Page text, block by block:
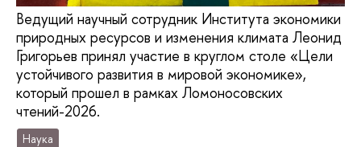
Ведущий научный сотрудник Института экономики
природных ресурсов и изменения климата Леонид
Григорьев принял участие в круглом столе «Цели
устойчивого развития в мировой экономике»,
который прошел в рамках Ломоносовских
чтений-2026.
Наука